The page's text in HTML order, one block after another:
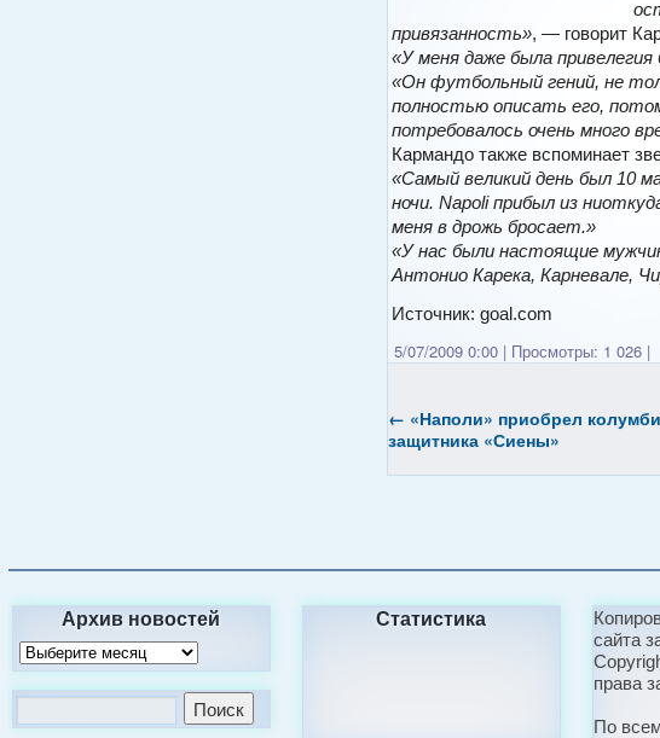
привязанность», — говорит
«У меня даже была
«Он футбольный гений, не
полностью описать его,
потребовалось очень много
Кармандо также вспоминает
«Самый великий день был 10
ночи. Napoli прибыл из
меня в дрожь бросает.»
«У нас были настоящие
Антонио Карека, Карневале,
Источник: goal.com
5/07/2009 0:00 | Просмотры: 1 026|
← «Наполи» приобрел
защитника «Сиены»
Архив новостей Статистика
сайта
права
По